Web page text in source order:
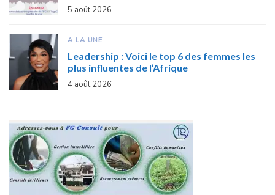
5 août 2026
A LA UNE
Leadership : Voici le top 6 des femmes les
plus influentes de l’Afrique
4 août 2026